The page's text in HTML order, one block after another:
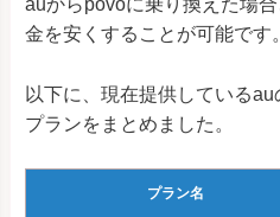
auからpovoに乗り換えた場
金を安くすることが可能です。
以下に、現在提供している
プランをまとめました。
プラン名